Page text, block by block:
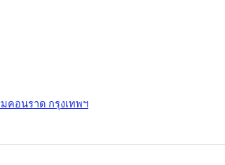
คอนราด กรุงเทพฯ